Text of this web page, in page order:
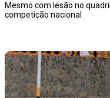
Mesmo com lesão no
competição nacional